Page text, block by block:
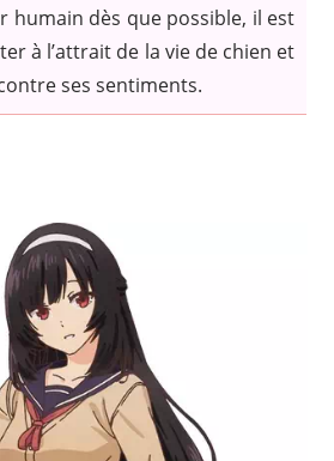
humain dès que possible, il est
à l’attrait de la vie de chien et
ses sentiments.